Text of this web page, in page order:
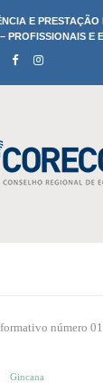
E PRESTAÇÃO
PROFISSIONAIS E
número
Gincana